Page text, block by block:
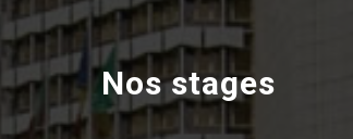
Nos stages